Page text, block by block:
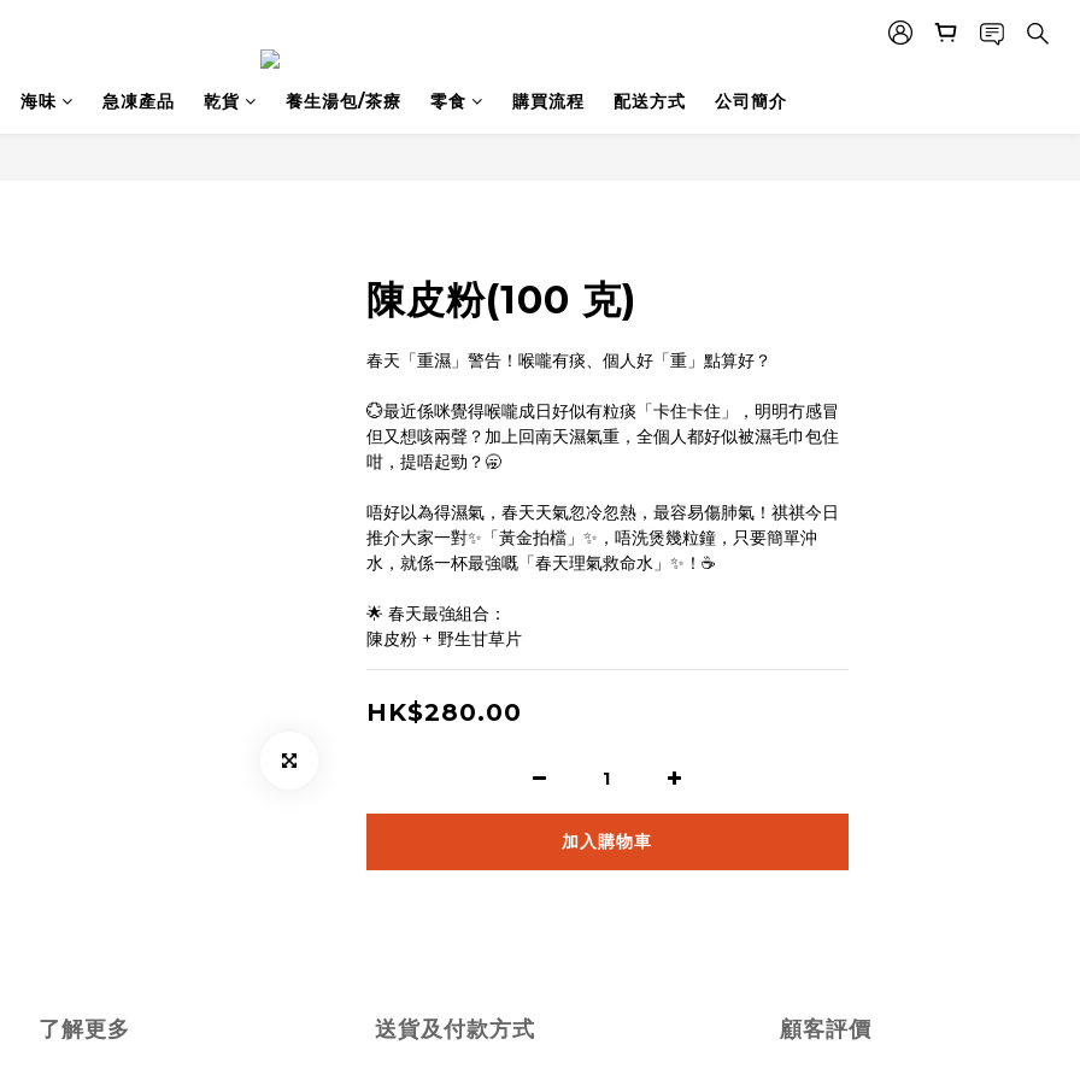
海味 急凍產品 乾貨 養生湯包/茶療 零食 購買流程 配送方式 公司簡介
陳皮粉(100 克)
春天「重濕」警告！喉嚨有痰、個人好「重」點算好？
💮最近係咪覺得喉嚨成日好似有粒痰「卡住卡住」，明明冇感冒
但又想咳兩聲？加上回南天濕氣重，全個人都好似被濕毛巾包住
咁，提唔起勁？🥱
唔好以為得濕氣，春天天氣忽冷忽熱，最容易傷肺氣！祺祺今日
推介大家一對✨「黃金拍檔」✨，唔洗煲幾粒鐘，只要簡單沖
水，就係一杯最強嘅「春天理氣救命水」✨！☕️
🌟 春天最強組合：
陳皮粉 + 野生甘草片
HK$280.00
加入購物車
了解更多 送貨及付款方式 顧客評價